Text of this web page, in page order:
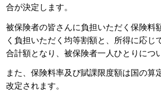
合が決定します。
被保険者の皆さんに負担いただく保険料
く負担いただく均等割額と、所得に応じ
合計額となり、被保険者一人ひとりにつ
また、保険料率及び賦課限度額は国の算
改定されます。